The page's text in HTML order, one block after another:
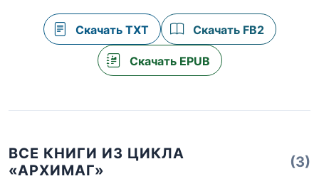
Скачать TXT Скачать FB2
Скачать EPUB
ВСЕ КНИГИ ИЗ ЦИКЛА
«АРХИМАГ»
(3)